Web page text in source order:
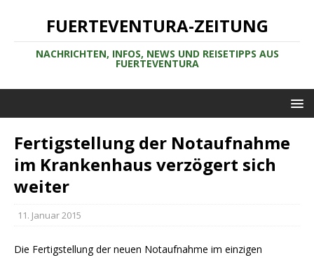
FUERTEVENTURA-ZEITUNG
NACHRICHTEN, INFOS, NEWS UND REISETIPPS AUS
FUERTEVENTURA
Fertigstellung der Notaufnahme
im Krankenhaus verzögert sich
weiter
11. Januar 2015
Die Fertigstellung der neuen Notaufnahme im einzigen